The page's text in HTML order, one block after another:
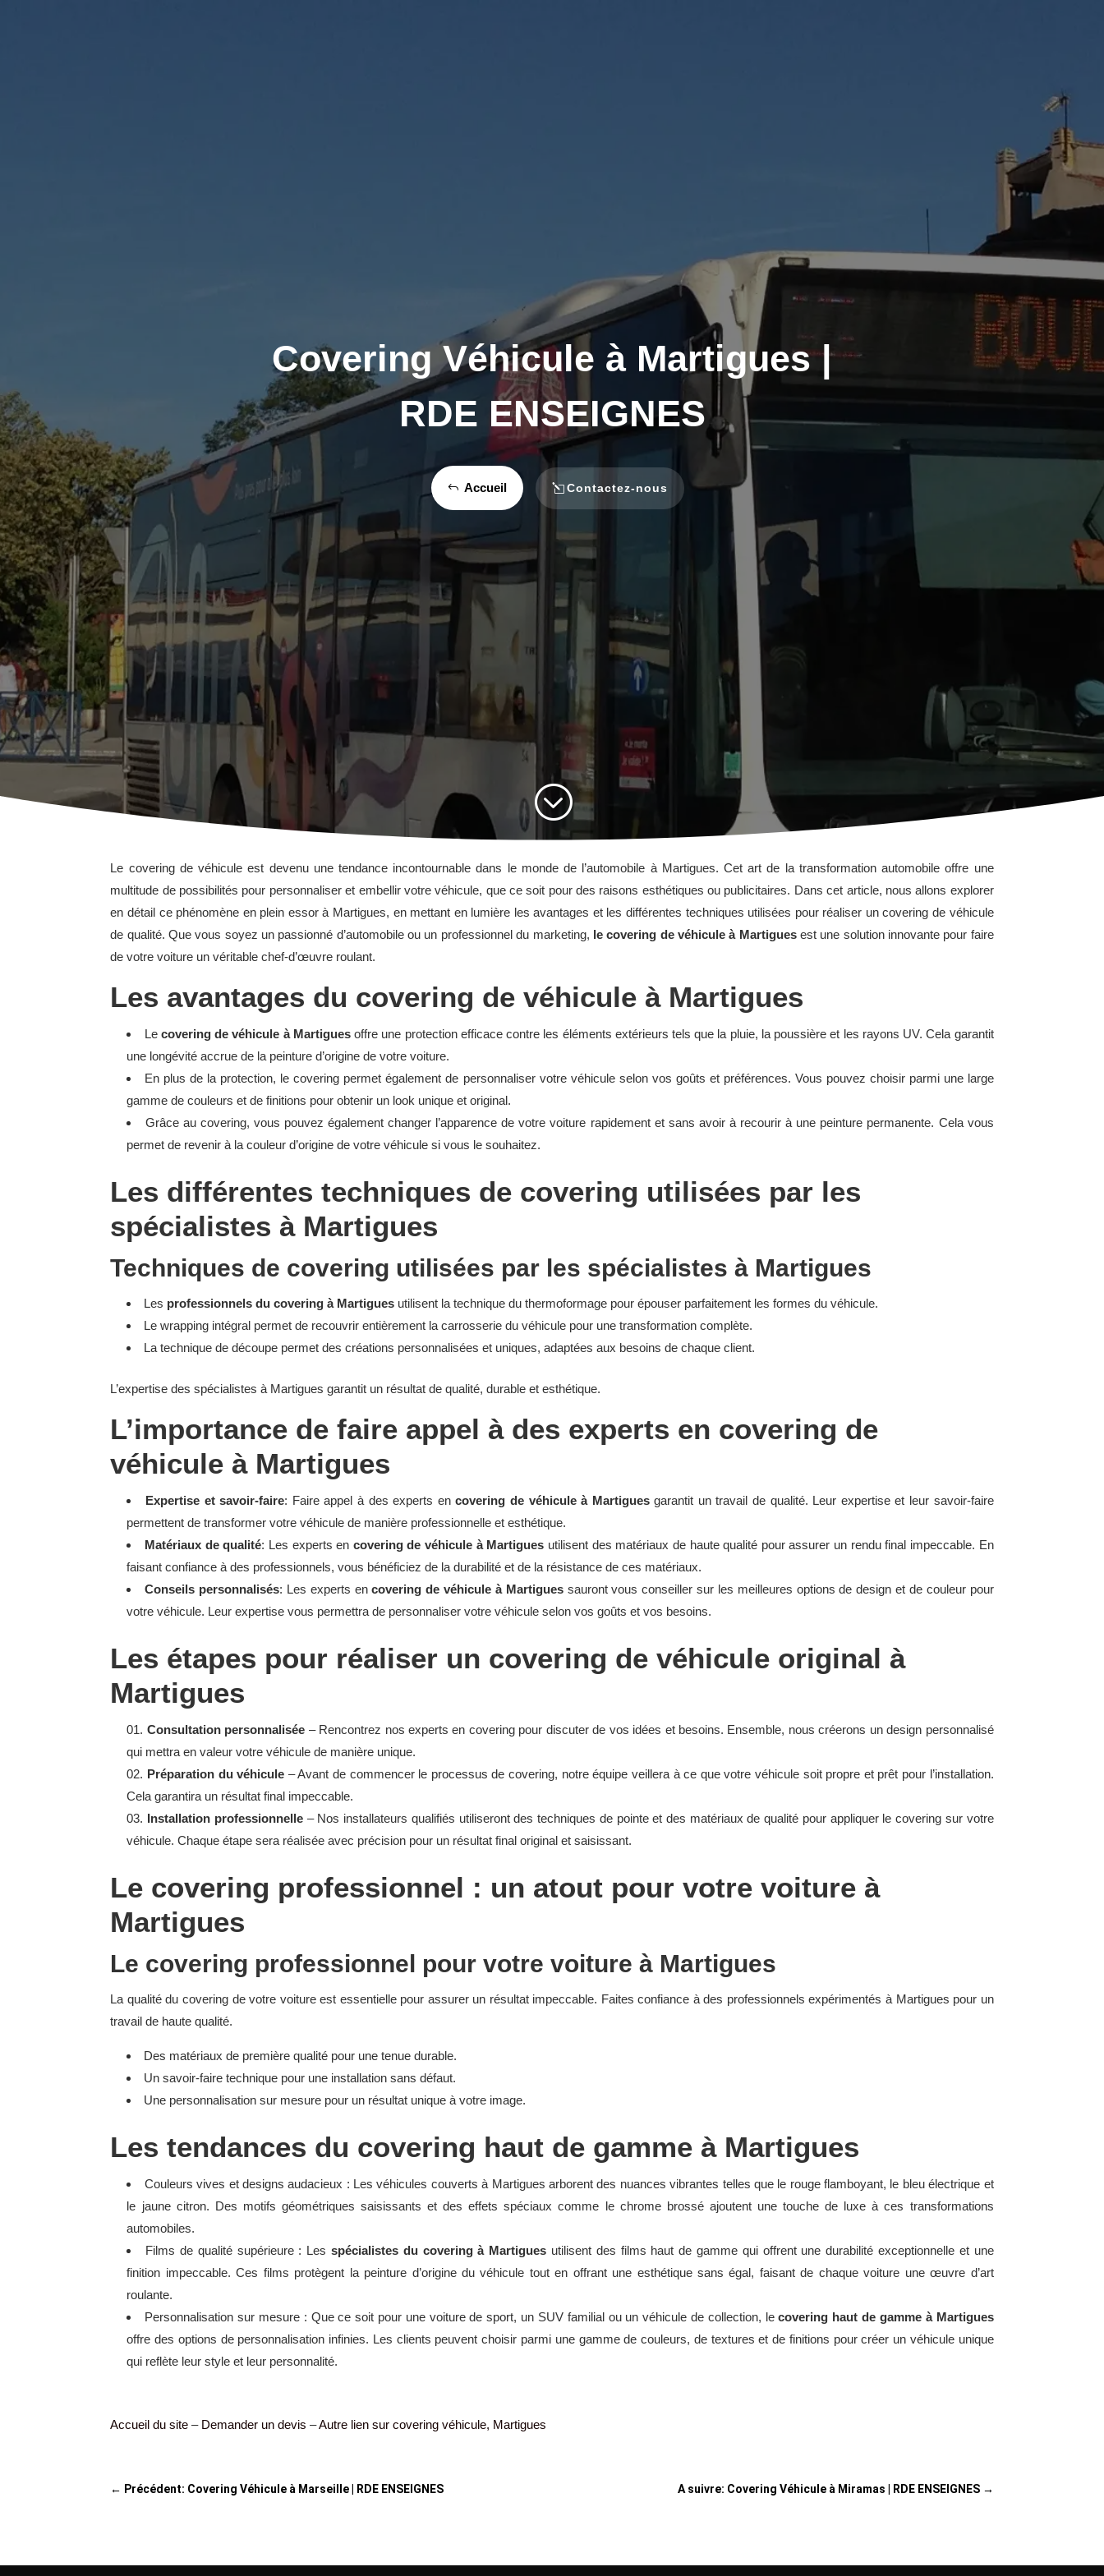
Covering Véhicule à Martigues |
RDE ENSEIGNES
Accueil Contactez-nous
;
Le covering de véhicule est devenu une tendance incontournable dans le monde de l’automobile à Martigues. Cet art de la transformation automobile offre une
multitude de possibilités pour personnaliser et embellir votre véhicule, que ce soit pour des raisons esthétiques ou publicitaires. Dans cet article, nous allons explorer
en détail ce phénomène en plein essor à Martigues, en mettant en lumière les avantages et les différentes techniques utilisées pour réaliser un covering de véhicule
de qualité. Que vous soyez un passionné d’automobile ou un professionnel du marketing, le covering de véhicule à Martiguesest une solution innovante pour faire
de votre voiture un véritable chef-d’œuvre roulant.
Les avantages du covering de véhicule à Martigues
Lecovering de véhicule à Martiguesoffre une protection efficace contre les éléments extérieurs tels que la pluie, la poussière et les rayons UV. Cela garantit
une longévité accrue de la peinture d’origine de votre voiture.
En plus de la protection, le covering permet également de personnaliser votre véhicule selon vos goûts et préférences. Vous pouvez choisir parmi une large
gamme de couleurs et de finitions pour obtenir un look unique et original.
Grâce au covering, vous pouvez également changer l’apparence de votre voiture rapidement et sans avoir à recourir à une peinture permanente. Cela vous
permet de revenir à la couleur d’origine de votre véhicule si vous le souhaitez.
Les différentes techniques de covering utilisées par les
spécialistes à Martigues
Techniques de covering utilisées par les spécialistes à Martigues
Les professionnels du covering à Martigues utilisent la technique du thermoformage pour épouser parfaitement les formes du véhicule.
Le wrapping intégral permet de recouvrir entièrement la carrosserie du véhicule pour une transformation complète.
La technique de découpe permet des créations personnalisées et uniques, adaptées aux besoins de chaque client.
L’expertise des spécialistes à Martigues garantit un résultat de qualité, durable et esthétique.
L’importance de faire appel à des experts en covering de
véhicule à Martigues
Expertise et savoir-faire: Faire appel à des experts encovering de véhicule à Martiguesgarantit un travail de qualité. Leur expertise et leur savoir-faire
permettent de transformer votre véhicule de manière professionnelle et esthétique.
Matériaux de qualité: Les experts en covering de véhicule à Martigues utilisent des matériaux de haute qualité pour assurer un rendu final impeccable. En
faisant confiance à des professionnels, vous bénéficiez de la durabilité et de la résistance de ces matériaux.
Conseils personnalisés: Les experts encovering de véhicule à Martiguessauront vous conseiller sur les meilleures options de design et de couleur pour
votre véhicule. Leur expertise vous permettra de personnaliser votre véhicule selon vos goûts et vos besoins.
Les étapes pour réaliser un covering de véhicule original à
Martigues
Consultation personnalisée – Rencontrez nos experts en covering pour discuter de vos idées et besoins. Ensemble, nous créerons un design personnalisé
qui mettra en valeur votre véhicule de manière unique.
Préparation du véhicule – Avant de commencer le processus de covering, notre équipe veillera à ce que votre véhicule soit propre et prêt pour l’installation.
Cela garantira un résultat final impeccable.
Installation professionnelle– Nos installateurs qualifiés utiliseront des techniques de pointe et des matériaux de qualité pour appliquer le covering sur votre
véhicule. Chaque étape sera réalisée avec précision pour un résultat final original et saisissant.
Le covering professionnel : un atout pour votre voiture à
Martigues
Le covering professionnel pour votre voiture à Martigues
La qualité du covering de votre voiture est essentielle pour assurer un résultat impeccable. Faites confiance à des professionnels expérimentés à Martigues pour un
travail de haute qualité.
Des matériaux de première qualité pour une tenue durable.
Un savoir-faire technique pour une installation sans défaut.
Une personnalisation sur mesure pour un résultat unique à votre image.
Les tendances du covering haut de gamme à Martigues
Couleurs vives et designs audacieux : Les véhicules couverts à Martigues arborent des nuances vibrantes telles que le rouge flamboyant, le bleu électrique et
le jaune citron. Des motifs géométriques saisissants et des effets spéciaux comme le chrome brossé ajoutent une touche de luxe à ces transformations
automobiles.
Films de qualité supérieure : Lesspécialistes du covering à Martigues utilisent des films haut de gamme qui offrent une durabilité exceptionnelle et une
finition impeccable. Ces films protègent la peinture d’origine du véhicule tout en offrant une esthétique sans égal, faisant de chaque voiture une œuvre d’art
roulante.
Personnalisation sur mesure : Que ce soit pour une voiture de sport, un SUV familial ou un véhicule de collection, lecovering haut de gamme à Martigues
offre des options de personnalisation infinies. Les clients peuvent choisir parmi une gamme de couleurs, de textures et de finitions pour créer un véhicule unique
qui reflète leur style et leur personnalité.
Accueil du site – Demander un devis –Autre lien sur covering véhicule, Martigues
← Précédent: Covering Véhicule à Marseille | RDE ENSEIGNES A suivre: Covering Véhicule à Miramas | RDE ENSEIGNES→